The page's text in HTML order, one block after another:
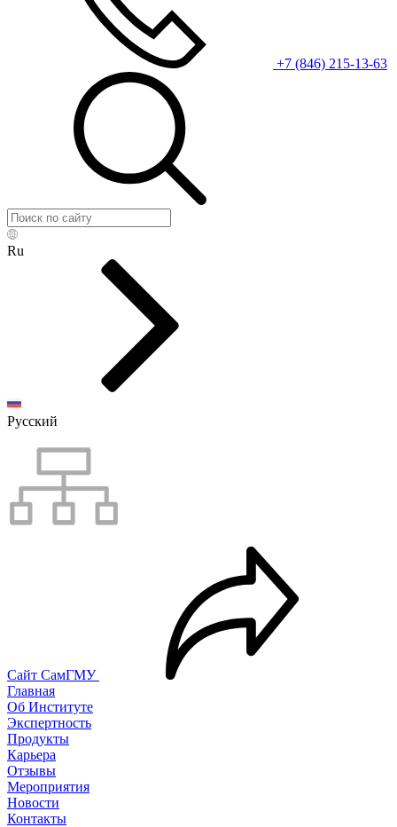
+7 (846) 215-13-63
Ru
Русский
Сайт СамГМУ
Главная
Об Институте
Экспертность
Продукты
Карьера
Отзывы
Мероприятия
Новости
Контакты